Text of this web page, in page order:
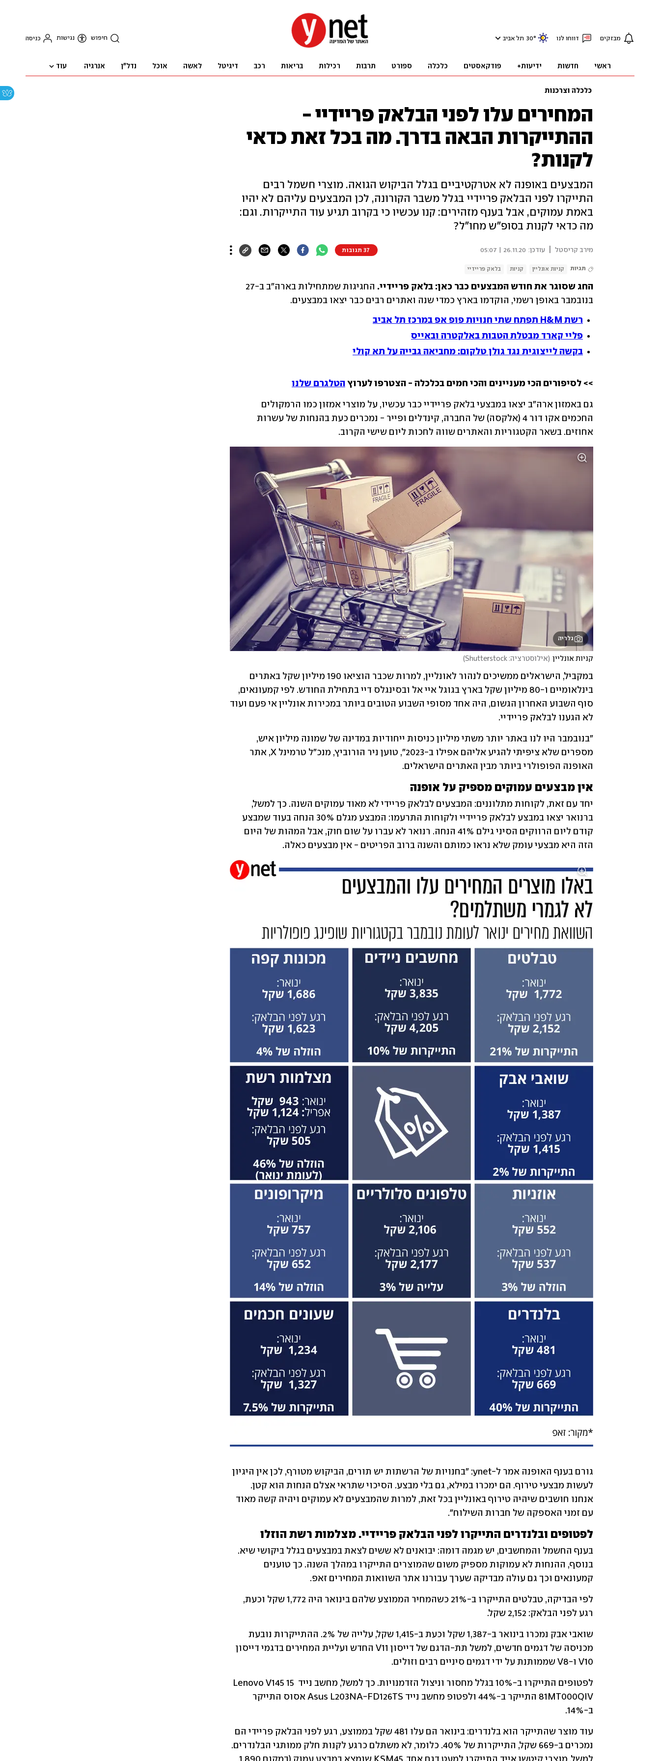
מבזקים דווחו לנו 30° תל אביב חיפוש נגישות כניסה
ראשי חדשות ידיעות+ פודקאסטים כלכלה ספורט תרבות רכילות בריאות רכב דיגיטל לאשה אוכל נדל"ן אנרגיה עוד
כלכלה וצרכנות
המחירים עלו לפני הבלאק פריידיי -
ההתייקרות הבאה בדרך. מה בכל זאת כדאי
לקנות?
המבצעים באופנה לא אטרקטיביים בגלל הביקוש הגואה. מוצרי חשמל רבים
התייקרו לפני הבלאק פריידיי בגלל משבר הקורונה, לכן המבצעים עליהם לא יהיו
באמת עמוקים, אבל בענף מזהירים: קנו עכשיו כי בקרוב תגיע עוד התייקרות. וגם:
מה כדאי לקנות בסופ"ש מחו"ל?
מירב קריסטל עודכן: 26.11.20 | 05:07 37 תגובות
תגיות קניות אונליין קניות בלאק פריידיי
החג שסוגר את חודש המבצעים כבר כאן: בלאק פריידיי.
בנובמבר באופן רשמי, הוקדמו בארץ כמדי שנה ואתרים רבים כבר יצאו במבצעים.
רשת H&M תפתח שתי חנויות פופ אפ במרכז תל אביב
פליי קארד מבטלת הטבות באלקטרה ובאייס
בקשה לייצוגית נגד גולן טלקום: מחביאה גבייה על תא קולי
>> לסיפורים הכי מעניינים והכי חמים בכלכלה - הצטרפו לערוץ הטלגרם שלנו
אחוזים. בשאר הקטגוריות והאתרים שווה לחכות ליום שישי הקרוב.
גלריה
קניות אונליין (אילוסטרציה: Shutterstock )
לא הגענו לבלאק פריידיי.
האופנה הפופולרי ביותר מבין האתרים הישראלים.
אין מבצעים עמוקים מספיק על אופנה
הזה היא מבצעי עומק שלא נראו כמותם והשנה ברוב הפריטים - אין מבצעים כאלה.
עם זמני האספקה של חברות השילוח".
לפטופים ובלנדרים התייקרו לפני הבלאק פריידיי. מצלמות רשת הוזלו
קמעונאים וכך גם עולה מבדיקה שערך עבורנו אתר השוואות המחירים זאפ.
רגע לפני הבלאק: 2,152 שקל.
V10 ו-V8 שממותנת על ידי דגמים סיניים רבים וזולים.
לפטופים התייקרו ב-10% בגלל מחסור וניצול הזדמנויות. כך למשל, מחשב נייד Lenovo V145 15
ב-14%.